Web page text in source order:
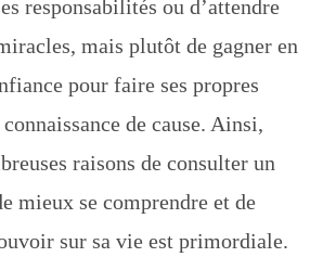
responsabilités ou d’attendre
mais plutôt de gagner en
pour faire ses propres
de cause. Ainsi,
raisons de consulter un
mieux se comprendre et de
sur sa vie est primordiale.